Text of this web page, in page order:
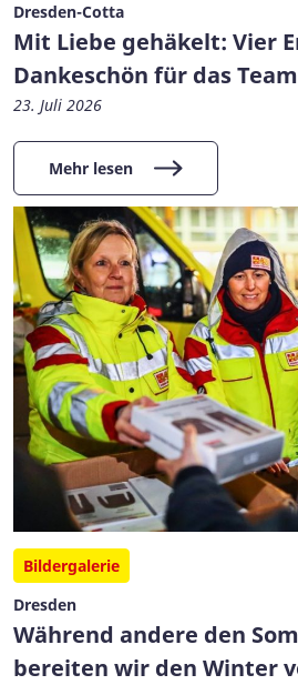
Dresden-Cotta
Mit Liebe gehäkelt: Vier
Dankeschön für das Team
23. Juli 2026
Mehr lesen
Bildergalerie
Dresden
Während andere den
bereiten wir den Winter